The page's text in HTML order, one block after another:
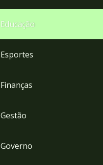
Educação
Esportes
Finanças
Gestão
Governo